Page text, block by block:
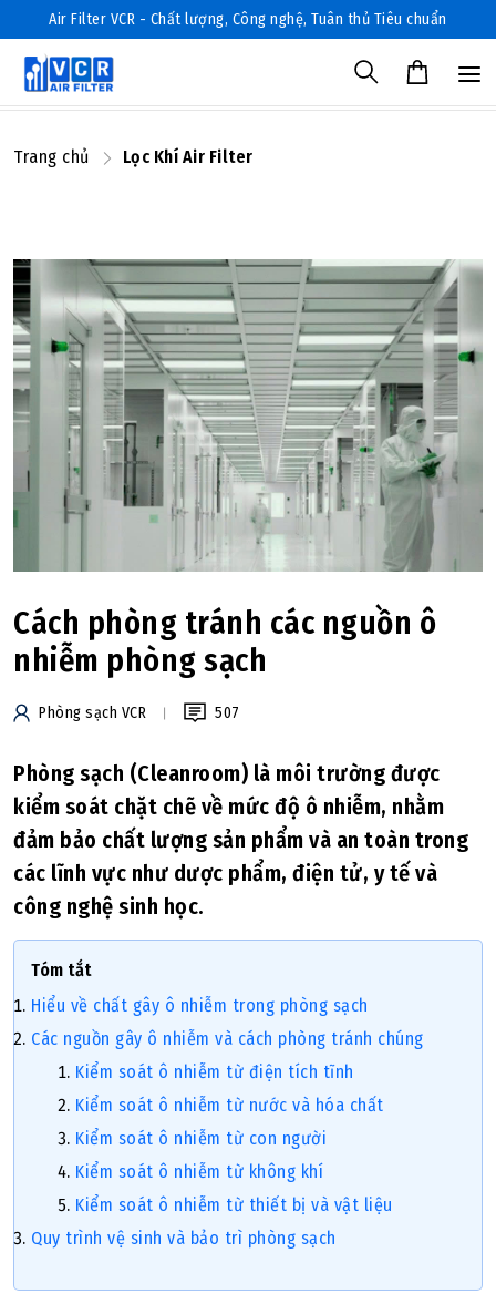
Air Filter VCR - Chất lượng, Công nghệ, Tuân thủ Tiêu chuẩn
Trang chủ Lọc Khí Air Filter
Cách phòng tránh các nguồn ô
nhiễm phòng sạch
Phòng sạch VCR 507
Phòng sạch (Cleanroom) là môi trường được
kiểm soát chặt chẽ về mức độ ô nhiễm, nhằm
đảm bảo chất lượng sản phẩm và an toàn trong
các lĩnh vực như dược phẩm, điện tử, y tế và
công nghệ sinh học.
Tóm tắt
Hiểu về chất gây ô nhiễm trong phòng sạch
Các nguồn gây ô nhiễm và cách phòng tránh chúng
Kiểm soát ô nhiễm từ điện tích tĩnh
Kiểm soát ô nhiễm từ nước và hóa chất
Kiểm soát ô nhiễm từ con người
Kiểm soát ô nhiễm từ không khí
Kiểm soát ô nhiễm từ thiết bị và vật liệu
Quy trình vệ sinh và bảo trì phòng sạch